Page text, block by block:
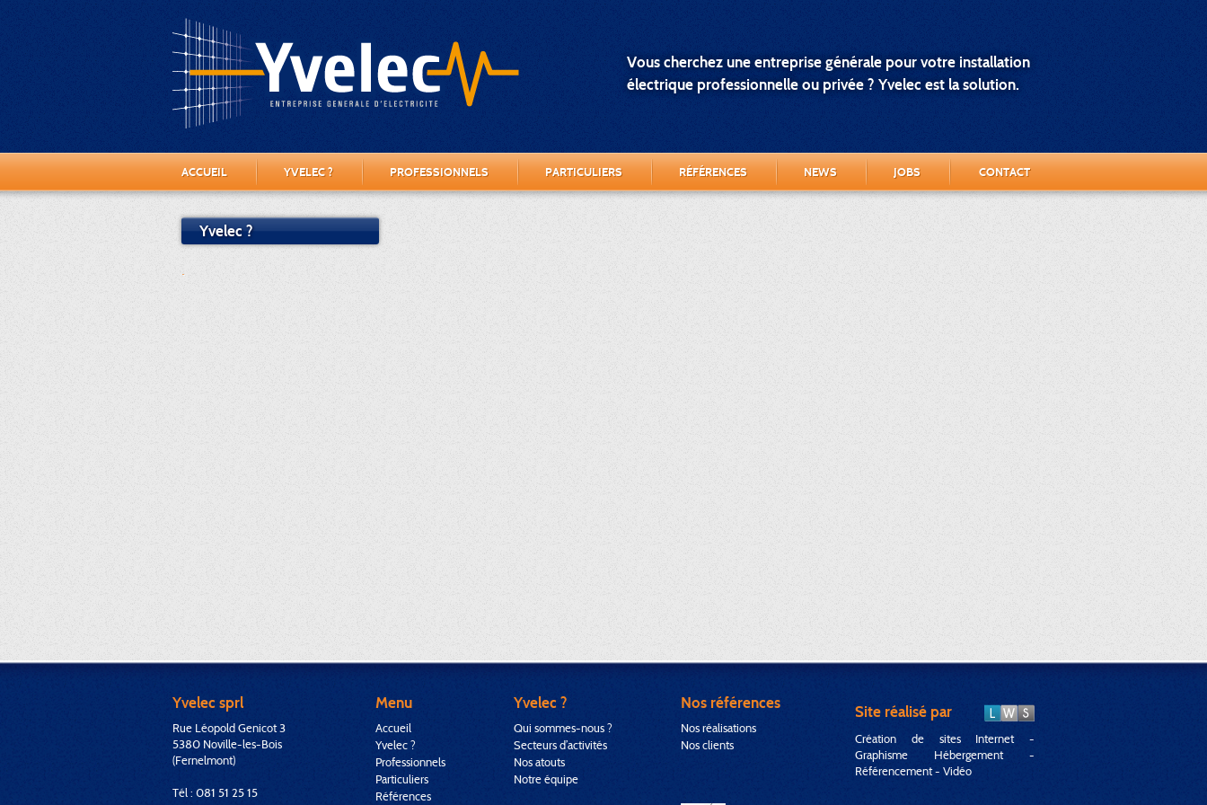
Vous cherchez une entreprise générale pour votre installation
électrique professionnelle ou privée ? Yvelec est la solution.
ACCUEIL YVELEC ? PROFESSIONNELS PARTICULIERS RÉFÉRENCES NEWS JOBS CONTACT
Yvelec ?
Yvelec sprl
Rue Léopold Genicot 3
5380 Noville-les-Bois
(Fernelmont)
Tél : 081 51 25 15
Menu
Accueil
Yvelec ?
Professionnels
Particuliers
Références
Yvelec ?
Qui sommes-nous ?
Secteurs d’activités
Nos atouts
Notre équipe
Nos références
Nos réalisations
Nos clients
Site réalisé par
Création de sites Internet -
Graphisme Hébergement -
Référencement - Vidéo